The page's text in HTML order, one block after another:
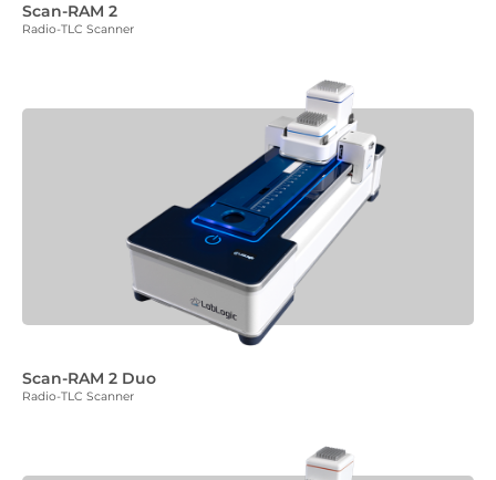
Scan-RAM 2
Radio-TLC Scanner
Scan-RAM 2 Duo
Radio-TLC Scanner